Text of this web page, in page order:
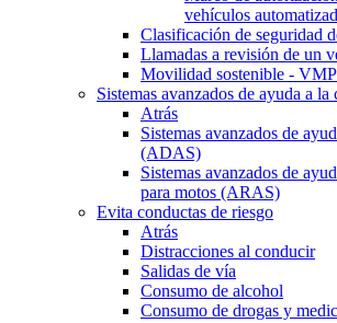
vehículos
Clasificación de seguridad
Llamadas a revisión de un
Movilidad sostenible -
Sistemas avanzados de ayuda a la
Atrás
Sistemas avanzados de
(ADAS)
Sistemas avanzados de
para motos (ARAS)
Evita conductas de riesgo
Atrás
Distracciones al conducir
Salidas de vía
Consumo de alcohol
Consumo de drogas y